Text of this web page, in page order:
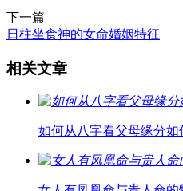
下一篇
日柱坐食神的女命婚姻特征
相关文章
如何从八字看父母缘分如